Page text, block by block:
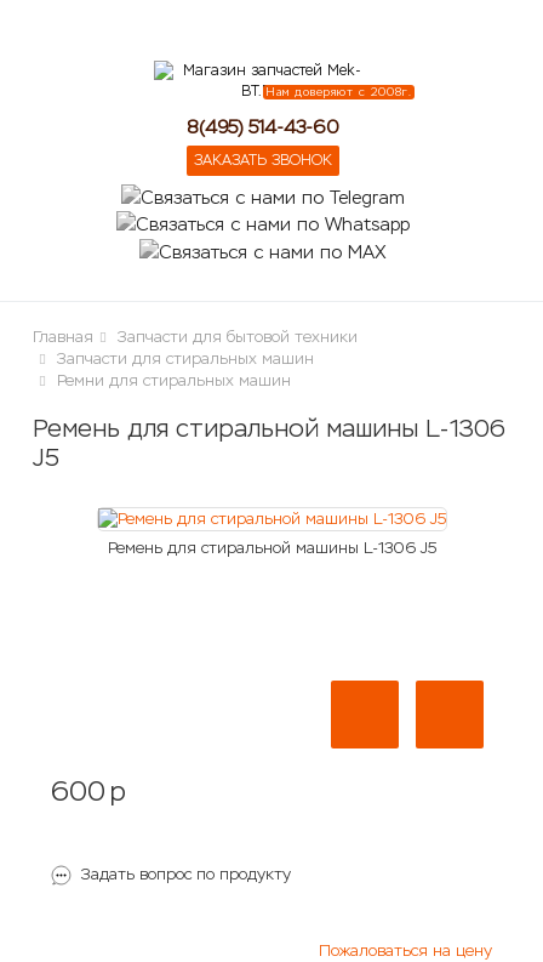
Нам доверяют с 2008г.
8(495) 514-43-60
ЗАКАЗАТЬ ЗВОНОК
Главная
Запчасти для бытовой техники
Запчасти для стиральных машин
Ремни для стиральных машин
Ремень для стиральной машины L-1306
J5
Ремень для стиральной машины L-1306 J5
600 p
Задать вопрос по продукту
Пожаловаться на цену